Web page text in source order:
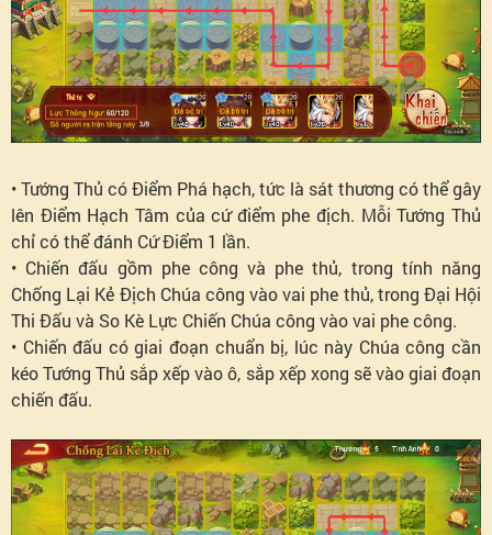
• Tướng Thủ có Điểm Phá hạch, tức là sát thương có thể gây
lên Điểm Hạch Tâm của cứ điểm phe địch. Mỗi Tướng Thủ
chỉ có thể đánh Cứ Điểm 1 lần.
• Chiến đấu gồm phe công và phe thủ, trong tính năng
Chống Lại Kẻ Địch Chúa công vào vai phe thủ, trong Đại Hội
Thi Đấu và So Kè Lực Chiến Chúa công vào vai phe công.
• Chiến đấu có giai đoạn chuẩn bị, lúc này Chúa công cần
kéo Tướng Thủ sắp xếp vào ô, sắp xếp xong sẽ vào giai đoạn
chiến đấu.